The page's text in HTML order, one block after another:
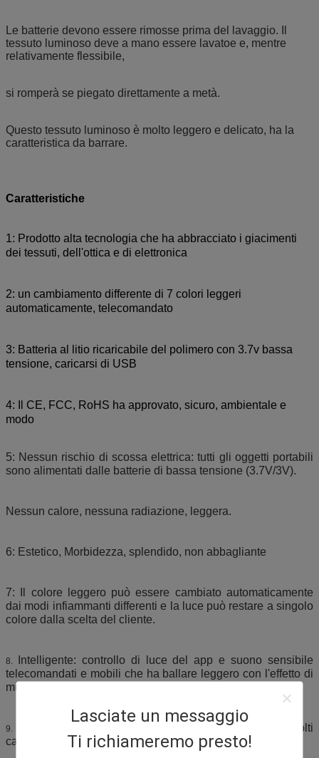
Lasciate un messaggio
Ti richiameremo presto!
Le batterie devono essere rimosse prima del lavaggio. Il
tessuto luminoso deve a mano essere lavatoe e, mentre
relativamente flessibile,
si romperà se piegato direttamente a metà.
Questo tessuto luminoso è molto leggero e delicato, ha la
caratteristica da barrare.
Caratteristiche
1: Prodotto alta tecnologia che ha abbracciato i giacimenti
dei tessuti, dell'ottica e di elettronica
2: un cambiamento differente di 7 colori leggeri
automaticamente, telecomandato
3: Batteria al litio ricaricabile del polimero con 3.7v bassa
tensione, caricarsi di USB
4: Il CE, FCC, RoHS ha approvato, sicuro, ambientale e
modo
5: Nessun rischio di scossa elettrica: tutti gli oggetti portabili
sono alimentati dalle batterie di bassa tensione (3.7V/3V).
Nessun calore, nessuna radiazione, leggera.
6: Estetico, Morbidezza, splendido, non abbagliante
7: Il colore leggero può essere cambiato automaticamente
dai modi infiammanti differenti e la luce può restare a singolo
colore dalla scelta del cliente.
8.
Intelligente: controllo di luce del app e suono sensibile
telecomandati e mobili che ha ballare leggero con l'effetto di
musica.
9.
Ampiamente applicazioni: può essere utilizzato in molti
campi.